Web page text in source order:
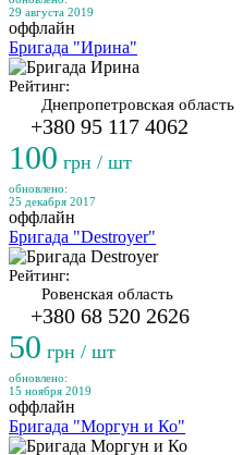
29 августа 2019
оффлайн
Бригада "Ирина"
Рейтинг:
Днепропетровская область
+380 95 117 4062
100 грн / шт
обновлено:
25 декабря 2017
оффлайн
Бригада "Destroyer"
Рейтинг:
Ровенская область
+380 68 520 2626
50 грн / шт
обновлено:
15 ноября 2019
оффлайн
Бригада "Моргун и Ко"